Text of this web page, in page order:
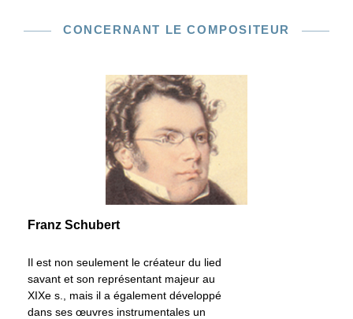
CONCERNANT LE COMPOSITEUR
Franz Schubert
Il est non seulement le créateur du lied
savant et son représentant majeur au
XIXe s., mais il a également développé
dans ses œuvres instrumentales un